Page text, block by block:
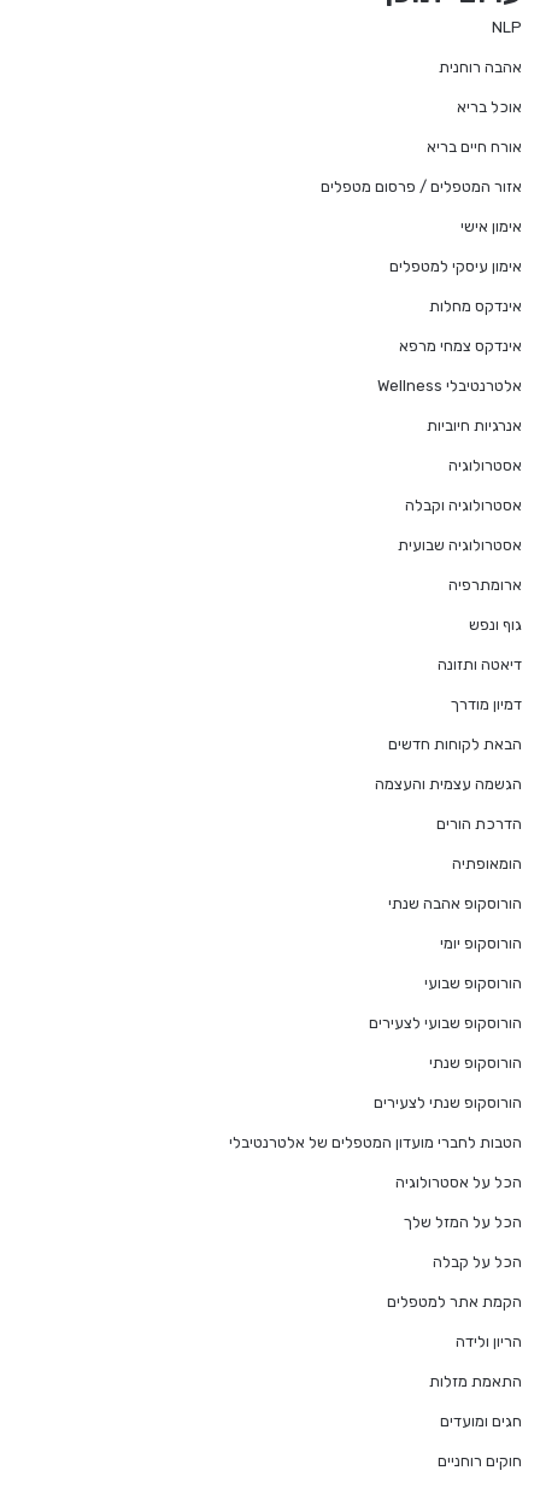
NLP
אהבה רוחנית
אוכל בריא
אורח חיים בריא
אזור המטפלים / פרסום מטפלים
אימון אישי
אימון עיסקי למטפלים
אינדקס מחלות
אינדקס צמחי מרפא
אלטרנטיבלי Wellness
אנרגיות חיוביות
אסטרולוגיה
אסטרולוגיה וקבלה
אסטרולוגיה שבועית
ארומתרפיה
גוף ונפש
דיאטה ותזונה
דמיון מודרך
הבאת לקוחות חדשים
הגשמה עצמית והעצמה
הדרכת הורים
הומאופתיה
הורוסקופ אהבה שנתי
הורוסקופ יומי
הורוסקופ שבועי
הורוסקופ שבועי לצעירים
הורוסקופ שנתי
הורוסקופ שנתי לצעירים
הטבות לחברי מועדון המטפלים של אלטרנטיבלי
הכל על אסטרולוגיה
הכל על המזל שלך
הכל על קבלה
הקמת אתר למטפלים
הריון ולידה
התאמת מזלות
חגים ומועדים
חוקים רוחניים